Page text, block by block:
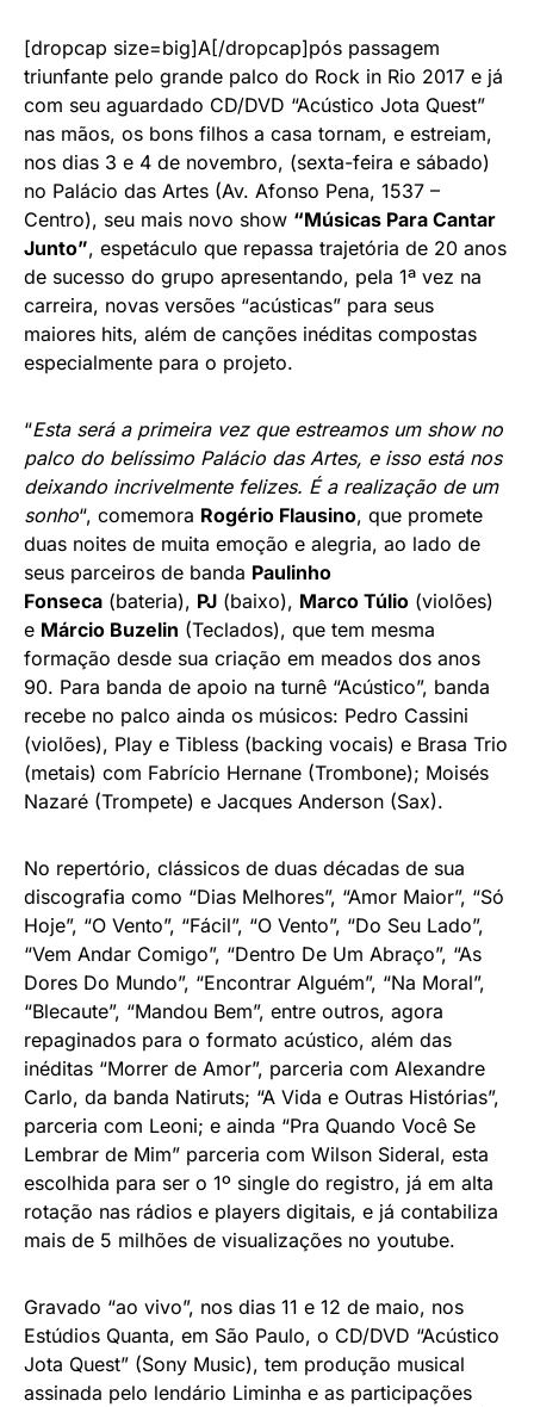
[dropcap size=big]A[/dropcap]pós passagem
triunfante pelo grande palco do Rock in Rio 2017 e já
com seu aguardado CD/DVD “Acústico Jota Quest”
nas mãos, os bons filhos a casa tornam, e estreiam,
nos dias 3 e 4 de novembro, (sexta-feira e sábado)
no Palácio das Artes (Av. Afonso Pena, 1537 –
Centro), seu mais novo show “Músicas Para Cantar
Junto”, espetáculo que repassa trajetória de 20 anos
de sucesso do grupo apresentando, pela 1ª vez na
carreira, novas versões “acústicas” para seus
maiores hits, além de canções inéditas compostas
especialmente para o projeto.
“Esta será a primeira vez que estreamos um show no
palco do belíssimo Palácio das Artes, e isso está nos
deixando incrivelmente felizes. É a realização de um
sonho“, comemora Rogério Flausino, que promete
duas noites de muita emoção e alegria, ao lado de
seus parceiros de banda Paulinho
Fonseca (bateria), PJ (baixo), Marco Túlio (violões)
e Márcio Buzelin (Teclados), que tem mesma
formação desde sua criação em meados dos anos
90. Para banda de apoio na turnê “Acústico”, banda
recebe no palco ainda os músicos: Pedro Cassini
(violões), Play e Tibless (backing vocais) e Brasa Trio
(metais) com Fabrício Hernane (Trombone); Moisés
Nazaré (Trompete) e Jacques Anderson (Sax).
No repertório, clássicos de duas décadas de sua
discografia como “Dias Melhores”, “Amor Maior”, “Só
Hoje”, “O Vento”, “Fácil”, “O Vento”, “Do Seu Lado”,
“Vem Andar Comigo”, “Dentro De Um Abraço”, “As
Dores Do Mundo”, “Encontrar Alguém”, “Na Moral”,
“Blecaute”, “Mandou Bem”, entre outros, agora
repaginados para o formato acústico, além das
inéditas “Morrer de Amor”, parceria com Alexandre
Carlo, da banda Natiruts; “A Vida e Outras Histórias”,
parceria com Leoni; e ainda “Pra Quando Você Se
Lembrar de Mim” parceria com Wilson Sideral, esta
escolhida para ser o 1º single do registro, já em alta
rotação nas rádios e players digitais, e já contabiliza
mais de 5 milhões de visualizações no youtube.
Gravado “ao vivo”, nos dias 11 e 12 de maio, nos
Estúdios Quanta, em São Paulo, o CD/DVD “Acústico
Jota Quest” (Sony Music), tem produção musical
assinada pelo lendário Liminha e as participações